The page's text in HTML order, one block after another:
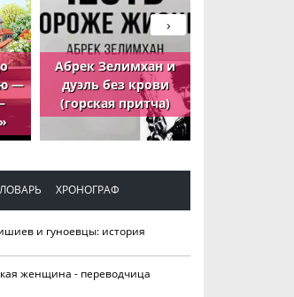
—
Абрек Зелимхан и
дуэль без крови
(горская притча)
›
ХРОНОГРАФ
и гуноевцы: история
женщина - переводчица